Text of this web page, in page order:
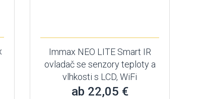
Immax NEO LITE Smart IR
ovladač se senzory teploty a
vlhkosti s LCD, WiFi
ab 22,05 €